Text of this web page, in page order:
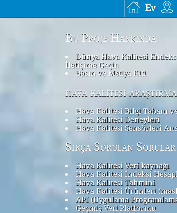
Ev
Bu Proje Hakkında
Dünya Hava Kalitesi
İletişime Geçin
Basın ve Medya Kiti
hava kalitesi
Hava Kalitesi Bilgi Tabanı
Hava Kalitesi Deneyleri
Hava Kalitesi Sensörleri
Sıkça Sorulan Sorular
Hava Kalitesi Veri kaynağı
Hava Kalitesi İndeksi
Hava Kalitesi Tahmini
Hava Kalitesi Ürünleri
API (Uygulama
Geçmiş Veri Platformu